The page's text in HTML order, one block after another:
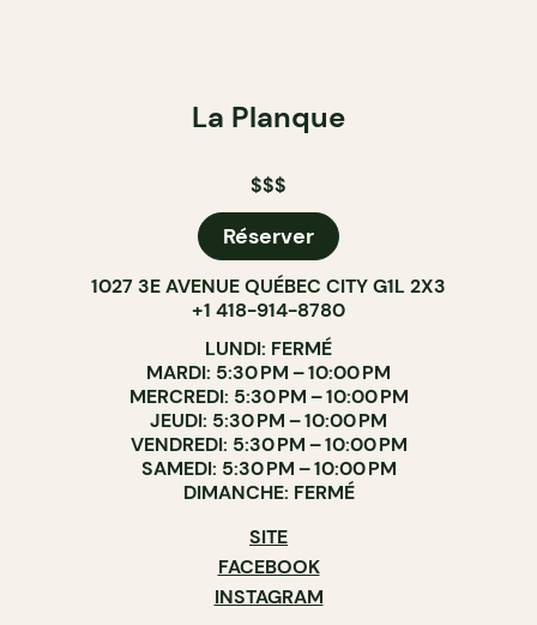
La Planque
$$$
Réserver
1027 3E AVENUE QUÉBEC CITY G1L 2X3
+1 418-914-8780
LUNDI: FERMÉ
MARDI: 5:30 PM – 10:00 PM
MERCREDI: 5:30 PM – 10:00 PM
JEUDI: 5:30 PM – 10:00 PM
VENDREDI: 5:30 PM – 10:00 PM
SAMEDI: 5:30 PM – 10:00 PM
DIMANCHE: FERMÉ
SITE
FACEBOOK
INSTAGRAM